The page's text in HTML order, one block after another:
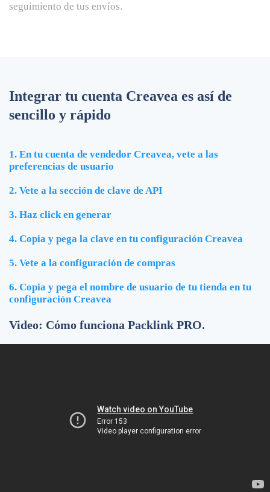
seguimiento de tus envíos.
Integrar tu cuenta Creavea es así de
sencillo y rápido
1. En tu cuenta de vendedor Creavea, vete a las
preferencias de usuario
2. Vete a la sección de clave de API
3. Haz click en generar
4. Copia y pega la clave en tu configuración Creavea
5. Vete a la configuración de compras
6. Copia y pega el nombre de usuario de tu tienda en tu
configuración Creavea
Video: Cómo funciona Packlink PRO.